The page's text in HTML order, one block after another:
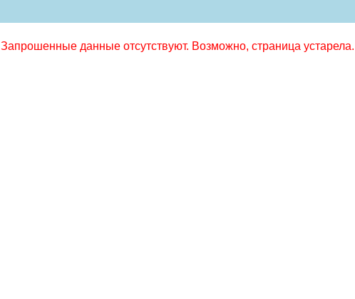
Запрошенные данные отсутствуют. Возможно, страница